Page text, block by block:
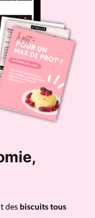
des biscuits tous